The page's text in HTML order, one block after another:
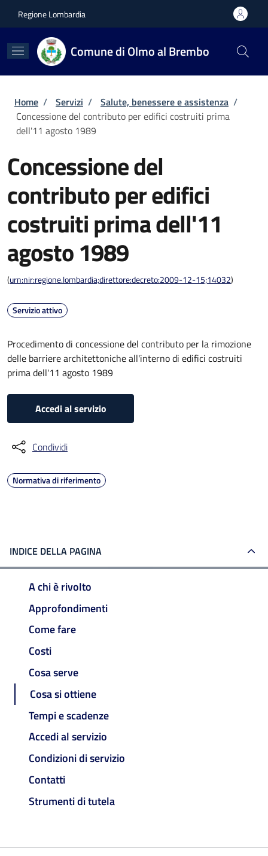
Regione Lombardia
Comune di Olmo al Brembo
Briciole di pane
Home / Servizi / Salute, benessere e assistenza /
Concessione del contributo per edifici costruiti prima
dell'11 agosto 1989
Concessione del
contributo per edifici
costruiti prima dell'11
agosto 1989
(urn:nir:regione.lombardia;direttore:decreto:2009-12-15;14032)
Servizio attivo
Procedimento di concessione del contributo per la rimozione
delle barriere architettoniche all'interno di edifici costruiti
prima dell'11 agosto 1989
Accedi al servizio
Condividi
Normativa di riferimento
INDICE DELLA PAGINA
A chi è rivolto
Approfondimenti
Come fare
Costi
Cosa serve
Cosa si ottiene
Tempi e scadenze
Accedi al servizio
Condizioni di servizio
Contatti
Strumenti di tutela